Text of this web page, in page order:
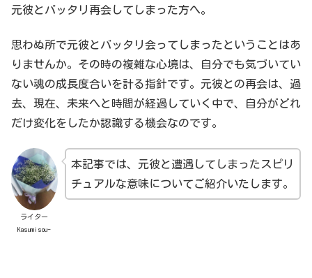
元彼とバッタリ再会してしまった方へ。
思わぬ所で元彼とバッタリ会ってしまったということはあ
りませんか。その時の複雑な心境は、自分でも気づいてい
ない魂の成長度合いを計る指針です。元彼との再会は、過
去、現在、未来へと時間が経過していく中で、自分がどれ
だけ変化をしたか認識する機会なのです。
ライター
Kasumisou-
本記事では、元彼と遭遇してしまったスピリ
チュアルな意味についてご紹介いたします。